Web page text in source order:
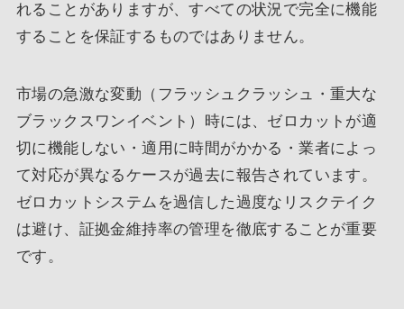
れることがありますが、すべての状況で完全に機能
することを保証するものではありません。
市場の急激な変動（フラッシュクラッシュ・重大な
ブラックスワンイベント）時には、ゼロカットが適
切に機能しない・適用に時間がかかる・業者によっ
て対応が異なるケースが過去に報告されています。
ゼロカットシステムを過信した過度なリスクテイク
は避け、証拠金維持率の管理を徹底することが重要
です。